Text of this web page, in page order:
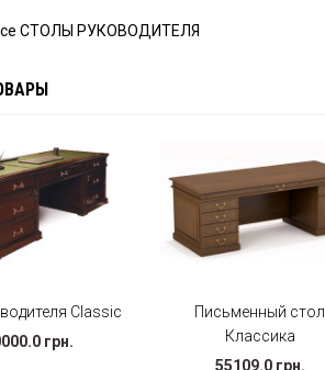
СТОЛЫ РУКОВОДИТЕЛЯ
Classic
грн.
Письменный стол
Классика
55109.0 грн.